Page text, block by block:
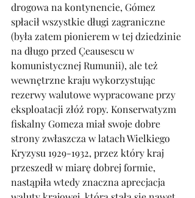
drogowa na kontynencie, Gómez
spłacił wszystkie długi zagraniczne
(była zatem pionierem w tej dziedzinie
na długo przed Çeausescu w
komunistycznej Rumunii), ale też
wewnętrzne kraju wykorzystując
rezerwy walutowe wypracowane przy
eksploatacji złóż ropy. Konserwatyzm
fiskalny Gomeza miał swoje dobre
strony zwłaszcza w latach Wielkiego
Kryzysu 1929-1932, przez który kraj
przeszedł w miarę dobrej formie,
nastąpiła wtedy znaczna aprecjacja